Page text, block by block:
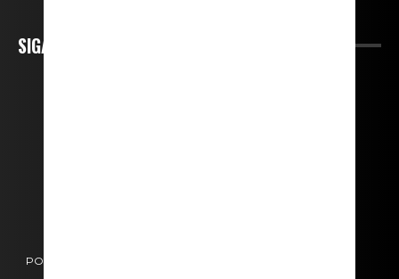
SIGA-NOS
POLÍTICA DE COOKIES